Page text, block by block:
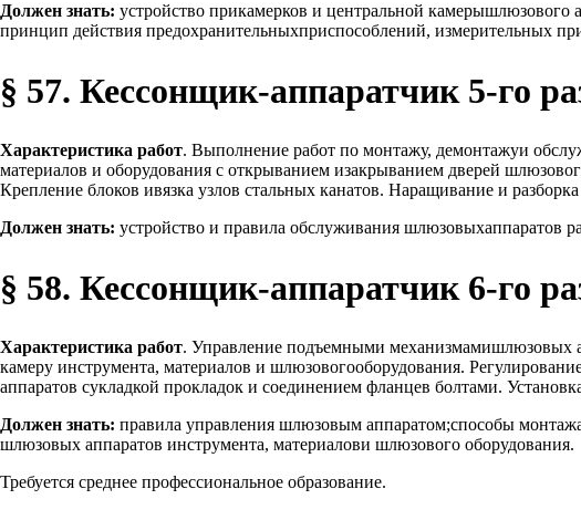
Должен знать: устройство прикамерков и центральной камерышлюзового
принцип действия предохранительныхприспособлений, измерительных
§ 57. Кессонщик-аппаратчик 5-го
Характеристика работ. Выполнение работ по монтажу, демонтажуи
материалов и оборудования с открыванием изакрыванием дверей
Крепление блоков ивязка узлов стальных канатов. Наращивание и
Должен знать: устройство и правила обслуживания шлюзовыхаппаратов
§ 58. Кессонщик-аппаратчик 6-го
Характеристика работ. Управление подъемными механизмамишлюзовых
камеру инструмента, материалов и шлюзовогооборудования.
аппаратов сукладкой прокладок и соединением фланцев болтами.
Должен знать: правила управления шлюзовым аппаратом;способы
шлюзовых аппаратов инструмента, материалови шлюзового оборудования.
Требуется среднее профессиональное образование.